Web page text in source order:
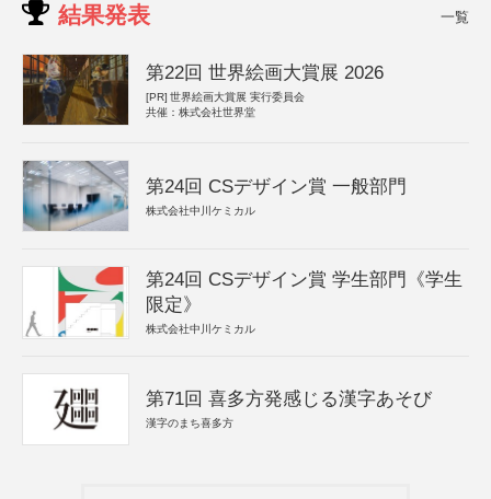
結果発表 一覧
第22回 世界絵画大賞展 2026
[PR] 世界絵画大賞展 実行委員会
共催：株式会社世界堂
第24回 CSデザイン賞 一般部門
株式会社中川ケミカル
第24回 CSデザイン賞 学生部門《学生
限定》
株式会社中川ケミカル
第71回 喜多方発感じる漢字あそび
漢字のまち喜多方